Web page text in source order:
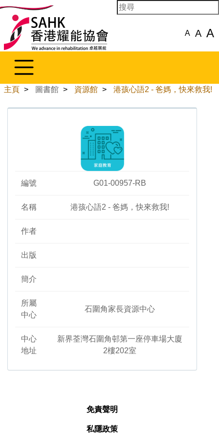
A A A
主頁 > 圖書館 > 資源館 > 港孩心語2 - 爸媽，快來救我!
編號 G01-00957-RB
名稱 港孩心語2 - 爸媽，快來救我!
作者
出版
簡介
所屬
中心
石圍角家長資源中心
中心
地址
新界荃灣石圍角邨第一座停車場大廈
2樓202室
免責聲明
私隱政策